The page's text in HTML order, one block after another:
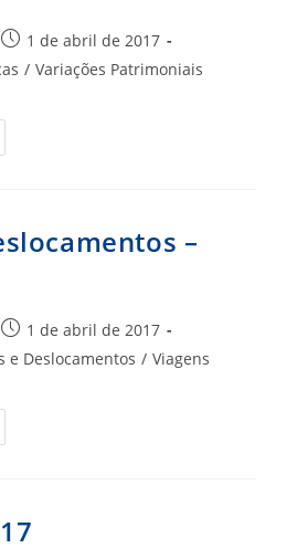
Post
publicado:
1 de abril de 2017
/ Variações Patrimoniais
–
Post
publicado:
1 de abril de 2017
e Deslocamentos / Viagens